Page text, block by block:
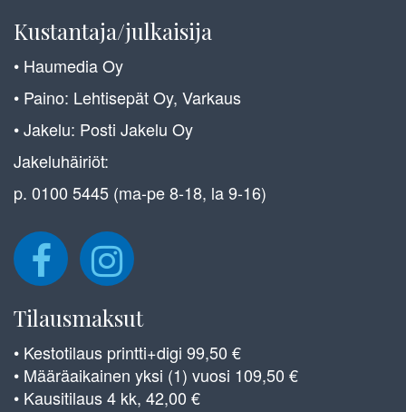
Kustantaja/julkaisija
• Haumedia Oy
• Paino: Lehtisepät Oy, Varkaus
• Jakelu: Posti Jakelu Oy
Jakeluhäiriöt:
p. 0100 5445 (ma-pe 8-18, la 9-16)
Tilausmaksut
• Kestotilaus printti+digi 99,50 €
• Määräaikainen yksi (1) vuosi 109,50 €
• Kausitilaus 4 kk, 42,00 €